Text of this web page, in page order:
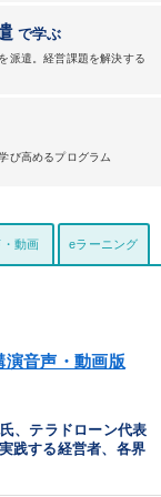
で学ぶ
派遣。経営課題を解決する
び高めるプログラム
動画 eラーニング
演音声・動画版
、テラドローン代表
践する経営者、各界